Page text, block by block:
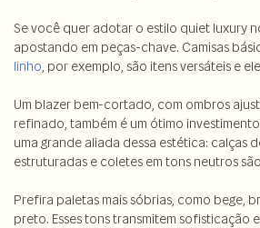
Se você quer adotar o estilo quiet luxury
apostando em peças-chave. Camisas
linho , por exemplo, são itens versáteis e
Um blazer bem-cortado, com ombros
refinado, também é um ótimo
uma grande aliada dessa estética: calças
estruturadas e coletes em tons neutros
Prefira paletas mais sóbrias, como bege,
preto. Esses tons transmitem sofisticação